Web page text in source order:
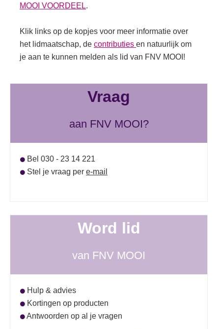
MOOI VOORDEEL.
Klik links op de kopjes voor meer informatie over
het lidmaatschap, de contributies en natuurlijk om
je aan te kunnen melden als lid van FNV MOOI!
Vraag
aan FNV MOOI?
Bel 030 - 23 14 221
Stel je vraag per e-mail
Word lid
van FNV MOOI
Hulp & advies
Kortingen op producten
Antwoorden op al je vragen